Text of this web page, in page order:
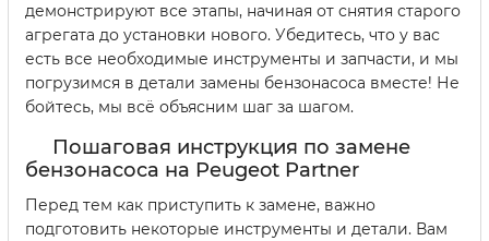
демонстрируют все этапы, начиная от снятия старого
агрегата до установки нового. Убедитесь, что у вас
есть все необходимые инструменты и запчасти, и мы
погрузимся в детали замены бензонасоса вместе! Не
бойтесь, мы всё объясним шаг за шагом.
Пошаговая инструкция по замене
бензонасоса на Peugeot Partner
Перед тем как приступить к замене, важно
подготовить некоторые инструменты и детали. Вам